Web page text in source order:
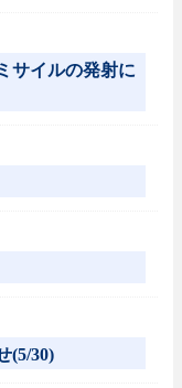
サイルの発射に
(5/30)